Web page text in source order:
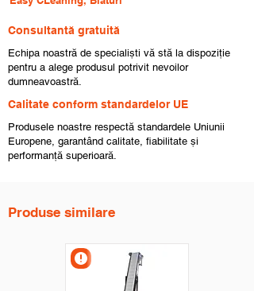
Consultantă gratuită
Echipa noastră de specialiști vă stă la dispoziție
pentru a alege produsul potrivit nevoilor
dumneavoastră.
Calitate conform standardelor UE
Produsele noastre respectă standardele Uniunii
Europene, garantând calitate, fiabilitate și
performanță superioară.
Produse similare